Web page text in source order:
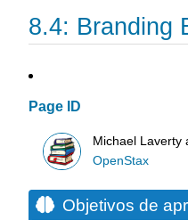
8.4: Branding
Page ID
Michael Laverty
OpenStax
Objetivos de